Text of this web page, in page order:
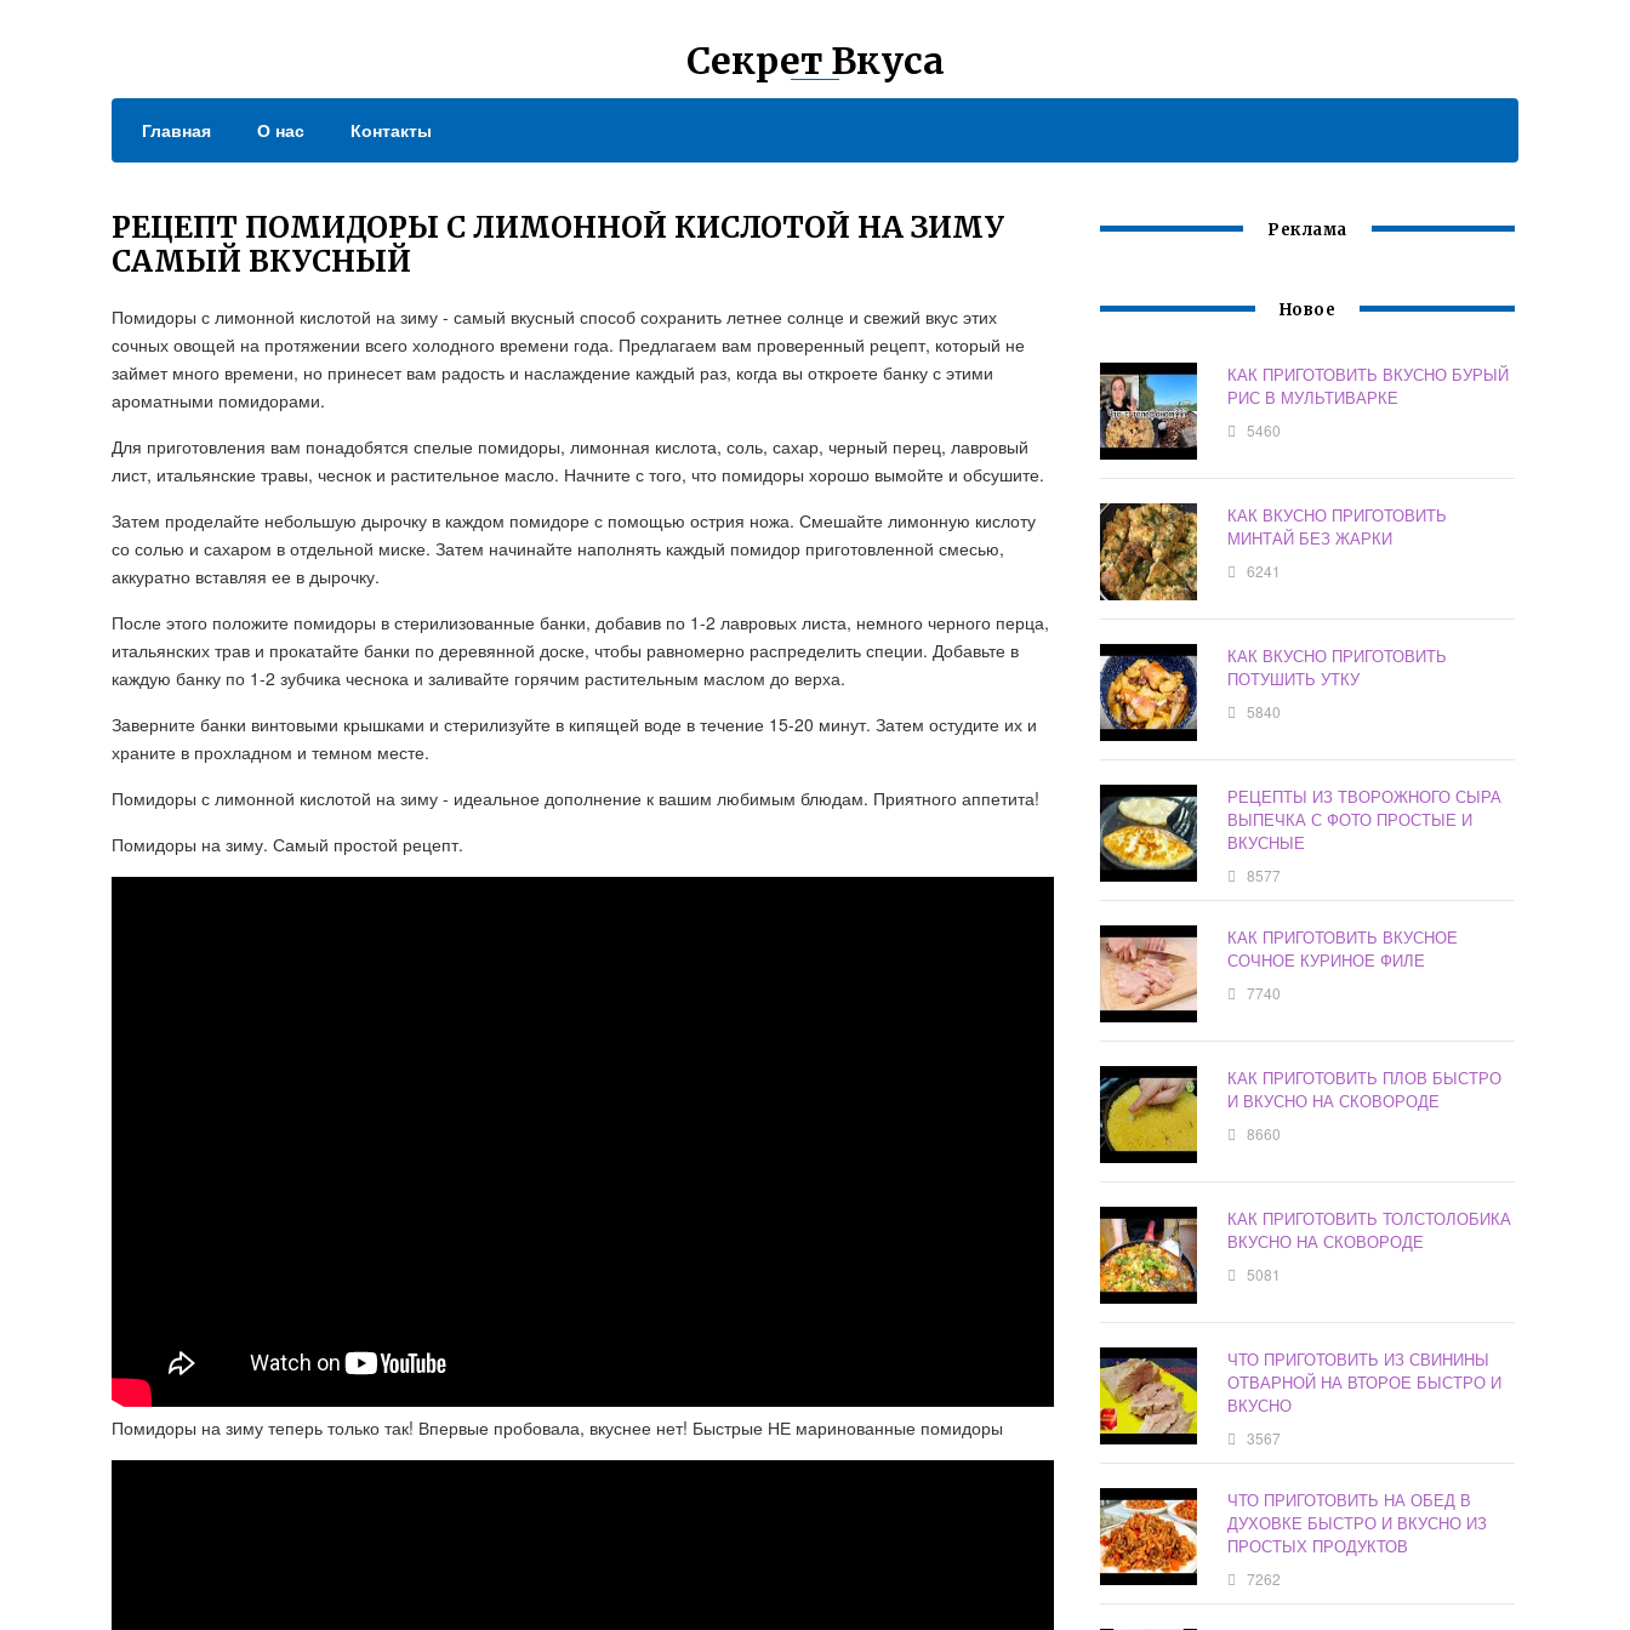
Секрет Вкуса
Главная О нас Контакты
РЕЦЕПТ ПОМИДОРЫ С ЛИМОННОЙ КИСЛОТОЙ НА ЗИМУ
САМЫЙ ВКУСНЫЙ
Помидоры с лимонной кислотой на зиму - самый вкусный способ сохранить летнее солнце и свежий вкус этих
сочных овощей на протяжении всего холодного времени года. Предлагаем вам проверенный рецепт, который не
займет много времени, но принесет вам радость и наслаждение каждый раз, когда вы откроете банку с этими
ароматными помидорами.
Для приготовления вам понадобятся спелые помидоры, лимонная кислота, соль, сахар, черный перец, лавровый
лист, итальянские травы, чеснок и растительное масло. Начните с того, что помидоры хорошо вымойте и обсушите.
Затем проделайте небольшую дырочку в каждом помидоре с помощью острия ножа. Смешайте лимонную кислоту
со солью и сахаром в отдельной миске. Затем начинайте наполнять каждый помидор приготовленной смесью,
аккуратно вставляя ее в дырочку.
После этого положите помидоры в стерилизованные банки, добавив по 1-2 лавровых листа, немного черного перца,
итальянских трав и прокатайте банки по деревянной доске, чтобы равномерно распределить специи. Добавьте в
каждую банку по 1-2 зубчика чеснока и заливайте горячим растительным маслом до верха.
Заверните банки винтовыми крышками и стерилизуйте в кипящей воде в течение 15-20 минут. Затем остудите их и
храните в прохладном и темном месте.
Помидоры с лимонной кислотой на зиму - идеальное дополнение к вашим любимым блюдам. Приятного аппетита!
Помидоры на зиму. Самый простой рецепт.
Помидоры на зиму теперь только так! Впервые пробовала, вкуснее нет! Быстрые НЕ маринованные помидоры
Реклама
Новое
КАК ПРИГОТОВИТЬ ВКУСНО БУРЫЙ
РИС В МУЛЬТИВАРКЕ
5460
КАК ВКУСНО ПРИГОТОВИТЬ
МИНТАЙ БЕЗ ЖАРКИ
6241
КАК ВКУСНО ПРИГОТОВИТЬ
ПОТУШИТЬ УТКУ
5840
РЕЦЕПТЫ ИЗ ТВОРОЖНОГО СЫРА
ВЫПЕЧКА С ФОТО ПРОСТЫЕ И
ВКУСНЫЕ
8577
КАК ПРИГОТОВИТЬ ВКУСНОЕ
СОЧНОЕ КУРИНОЕ ФИЛЕ
7740
КАК ПРИГОТОВИТЬ ПЛОВ БЫСТРО
И ВКУСНО НА СКОВОРОДЕ
8660
КАК ПРИГОТОВИТЬ ТОЛСТОЛОБИКА
ВКУСНО НА СКОВОРОДЕ
5081
ЧТО ПРИГОТОВИТЬ ИЗ СВИНИНЫ
ОТВАРНОЙ НА ВТОРОЕ БЫСТРО И
ВКУСНО
3567
ЧТО ПРИГОТОВИТЬ НА ОБЕД В
ДУХОВКЕ БЫСТРО И ВКУСНО ИЗ
ПРОСТЫХ ПРОДУКТОВ
7262